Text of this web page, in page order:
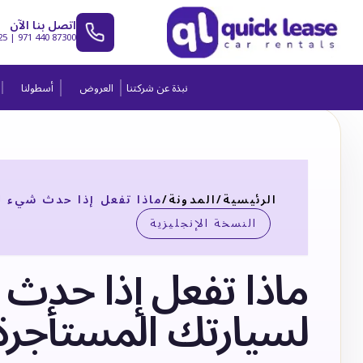
اتصل بنا الآن
|971 440 87300
نبذة عن شركتنا العروض أسطولنا
الرئيسية/المدونة/ماذا تفعل إذا حدث شيء
النسخة الإنجليزية
ماذا تفعل إذا
لسيارتك